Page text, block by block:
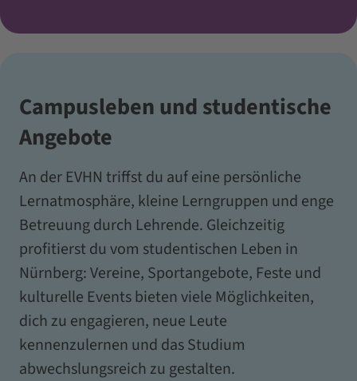
Campusleben und studentische
Angebote
An der EVHN triffst du auf eine persönliche
Lernatmosphäre, kleine Lerngruppen und enge
Betreuung durch Lehrende. Gleichzeitig
profitierst du vom studentischen Leben in
Nürnberg: Vereine, Sportangebote, Feste und
kulturelle Events bieten viele Möglichkeiten,
dich zu engagieren, neue Leute
kennenzulernen und das Studium
abwechslungsreich zu gestalten.